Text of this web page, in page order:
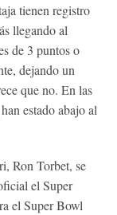
tienen registro
llegando al
de 3 puntos o
dejando un
que no. En las
estado abajo al
Ron Torbet, se
el Super
el Super Bowl